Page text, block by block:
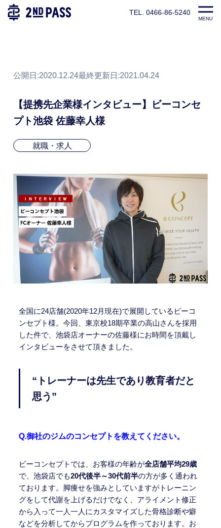
TEL. 0466-86-5240
MENU
TOP パーソナルトレーナー養成スクール|2ndPASS(セカンド
公開日:2020.12.24最終更新日:2021.04.24
【提携先企業様インタビュー】ビーコンセ
プト池袋 佐藤幸人様
就職・求人
全国に24店舗(2020年12月現在)で展開しているビーコ
ンセプト様。今回、東京校18期卒業の高山さんを採用
した件で、池袋店オーナーの佐藤様にお時間を頂戴し
インタビューをさせて頂きました。
“トレーナーは先生であり教育者だと
思う”
Q.御社のジムのコンセプトを教えてください。
ビーコンセプトでは、お客様の年齢が全店舗平均29歳
で、池袋店でも20代後半～30代前半の方が多く通われ
ております。脚痩せを強みとしていますがトレーニン
グをして代謝を上げるだけでなく、アライメント修正
から入って一人一人にカスタマイズした骨格診断や癖
などを分析してからプログラムを作っております。お